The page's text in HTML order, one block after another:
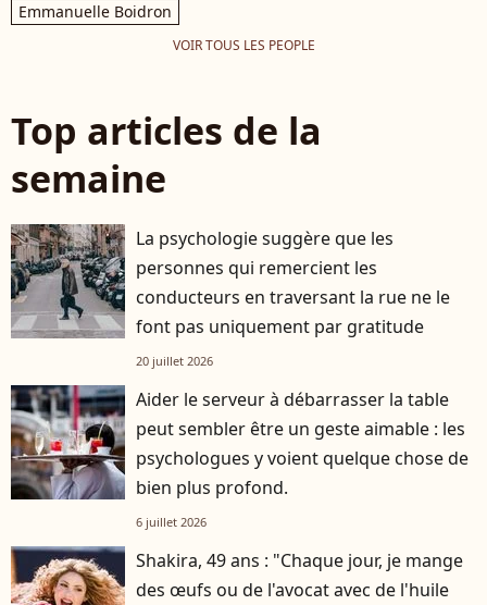
Emmanuelle Boidron
VOIR TOUS LES PEOPLE
Top articles de la
semaine
La psychologie suggère que les
personnes qui remercient les
conducteurs en traversant la rue ne le
font pas uniquement par gratitude
20 juillet 2026
Aider le serveur à débarrasser la table
peut sembler être un geste aimable : les
psychologues y voient quelque chose de
bien plus profond.
6 juillet 2026
Shakira, 49 ans : "Chaque jour, je mange
des œufs ou de l'avocat avec de l'huile